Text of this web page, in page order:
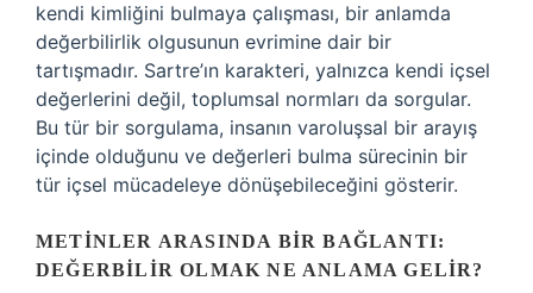
kendi kimliğini bulmaya çalışması, bir anlamda
değerbilirlik olgusunun evrimine dair bir
tartışmadır. Sartre’ın karakteri, yalnızca kendi içsel
değerlerini değil, toplumsal normları da sorgular.
Bu tür bir sorgulama, insanın varoluşsal bir arayış
içinde olduğunu ve değerleri bulma sürecinin bir
tür içsel mücadeleye dönüşebileceğini gösterir.
METINLER ARASINDA BIR BAĞLANTI:
DEĞERBILIR OLMAK NE ANLAMA GELIR?